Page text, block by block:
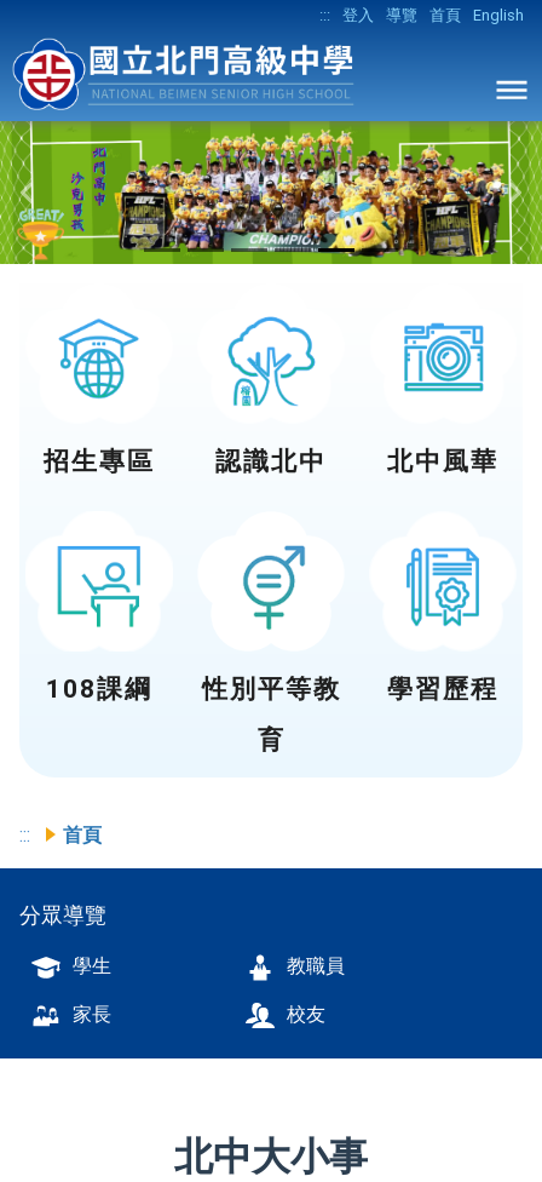
::: 登入 導覽 首頁 English
Previous
招生專區 認識北中 北中風華
108課綱
性別平等教
育
學習歷程
::: 首頁
分眾導覽
學生 教職員
家長 校友
北中大小事